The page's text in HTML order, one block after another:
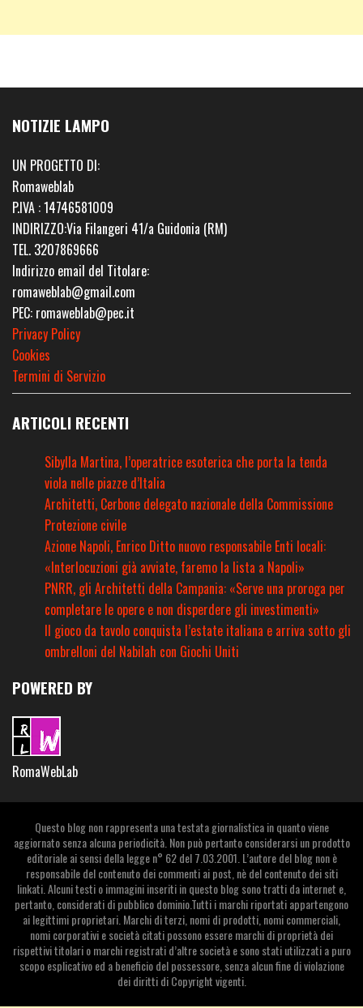
NOTIZIE LAMPO
UN PROGETTO DI:
Romaweblab
P.IVA : 14746581009
INDIRIZZO:Via Filangeri 41/a Guidonia (RM)
TEL. 3207869666
Indirizzo email del Titolare:
romaweblab@gmail.com
PEC: romaweblab@pec.it
Privacy Policy
Cookies
Termini di Servizio
ARTICOLI RECENTI
Sibylla Martina, l’operatrice esoterica che porta la tenda
viola nelle piazze d’Italia
Architetti, Cerbone delegato nazionale della Commissione
Protezione civile
Azione Napoli, Enrico Ditto nuovo responsabile Enti locali:
«Interlocuzioni già avviate, faremo la lista a Napoli»
PNRR, gli Architetti della Campania: «Serve una proroga per
completare le opere e non disperdere gli investimenti»
Il gioco da tavolo conquista l’estate italiana e arriva sotto gli
ombrelloni del Nabilah con Giochi Uniti
POWERED BY
RomaWebLab
Questo blog non rappresenta una testata giornalistica in quanto viene
aggiornato senza alcuna periodicità. Non può pertanto considerarsi un prodotto
editoriale ai sensi della legge n° 62 del 7.03.2001. L’autore del blog non è
responsabile del contenuto dei commenti ai post, nè del contenuto dei siti
linkati. Alcuni testi o immagini inseriti in questo blog sono tratti da internet e,
pertanto, considerati di pubblico dominio.Tutti i marchi riportati appartengono
ai legittimi proprietari. Marchi di terzi, nomi di prodotti, nomi commerciali,
nomi corporativi e società citati possono essere marchi di proprietà dei
rispettivi titolari o marchi registrati d’altre società e sono stati utilizzati a puro
scopo esplicativo ed a beneficio del possessore, senza alcun fine di violazione
dei diritti di Copyright vigenti.